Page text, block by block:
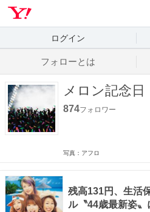
ログイン
フォローとは
メロン記念日
874フォロワー
写真：アフロ
残高131円、生活
ル〝44歳最新姿